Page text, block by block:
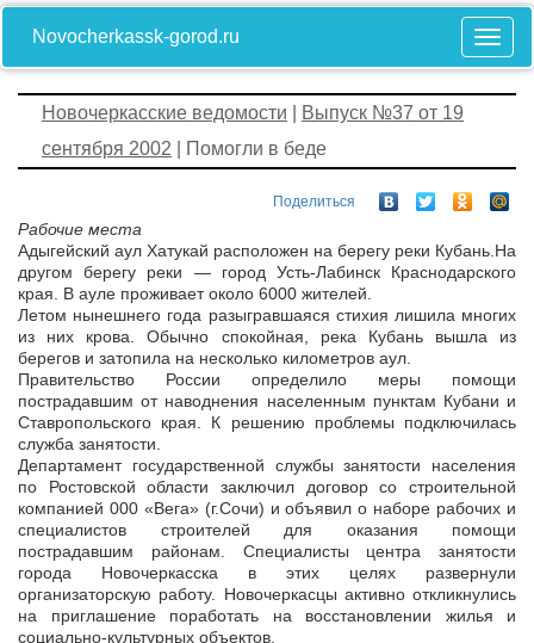
Novocherkassk-gorod.ru
Новочеркасские ведомости
Выпуск №37 от 19
сентября 2002 | Помогли в беде
Поделиться
Рабочие места
Адыгейский аул Хатукай расположен на берегу реки Кубань.На
другом берегу реки — город Усть-Лабинск Краснодарского
края. В ауле проживает около 6000 жителей.
Летом нынешнего года разыгравшаяся стихия лишила многих
из них крова. Обычно спокойная, река Кубань вышла из
берегов и затопила на несколько километров аул.
Правительство России определило меры помощи
пострадавшим от наводнения населенным пунктам Кубани и
Ставропольского края. К решению проблемы подключилась
служба занятости.
Департамент государственной службы занятости населения
по Ростовской области заключил договор со строительной
компанией 000 «Вега» (г.Сочи) и объявил о наборе рабочих и
специалистов строителей для оказания помощи
пострадавшим районам. Специалисты центра занятости
города Новочеркасска в этих целях развернули
организаторскую работу. Новочеркасцы активно откликнулись
на приглашение поработать на восстановлении жилья и
социально-культурных объектов.